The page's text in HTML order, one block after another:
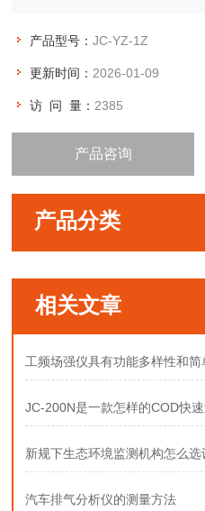
产品型号：JC-YZ-1Z
更新时间： 2026-01-09
访 问 量： 2385
产品咨询
产品分类
相关文章
工频场强仪具有功能多样性和
JC-200N是一款怎样的COD快
汽车排气分析仪的测量方法